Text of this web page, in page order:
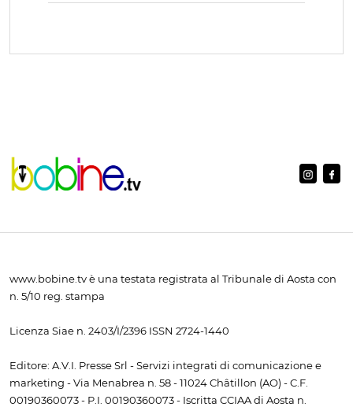
www.bobine.tv è una testata registrata al Tribunale di Aosta con
n. 5/10 reg. stampa
Licenza Siae n. 2403/I/2396 ISSN 2724-1440
Editore: A.V.I. Presse Srl - Servizi integrati di comunicazione e
marketing - Via Menabrea n. 58 - 11024 Châtillon (AO) - C.F.
00190360073 - P.I. 00190360073 - Iscritta CCIAA di Aosta n.